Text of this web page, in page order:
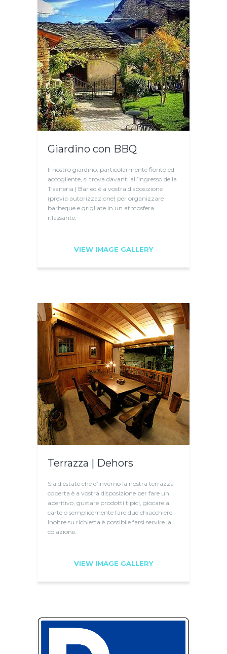
Giardino con BBQ
Il nostro giardino, particolarmente fiorito ed
accogliente, si trova davanti all’ingresso della
Tisaneria | Bar ed è a vostra disposizione
(previa autorizzazione) per organizzare
barbeque e grigliate in un atmosfera
rilassante.
VIEW IMAGE GALLERY
Terrazza | Dehors
Sia d’estate che d’inverno la nostra terrazza
coperta è a vostra disposizione per fare un
aperitivo, gustare prodotti tipici, giocare a
carte o semplicemente fare due chiacchiere.
Inoltre su richiesta è possibile farsi servire la
colazione.
VIEW IMAGE GALLERY